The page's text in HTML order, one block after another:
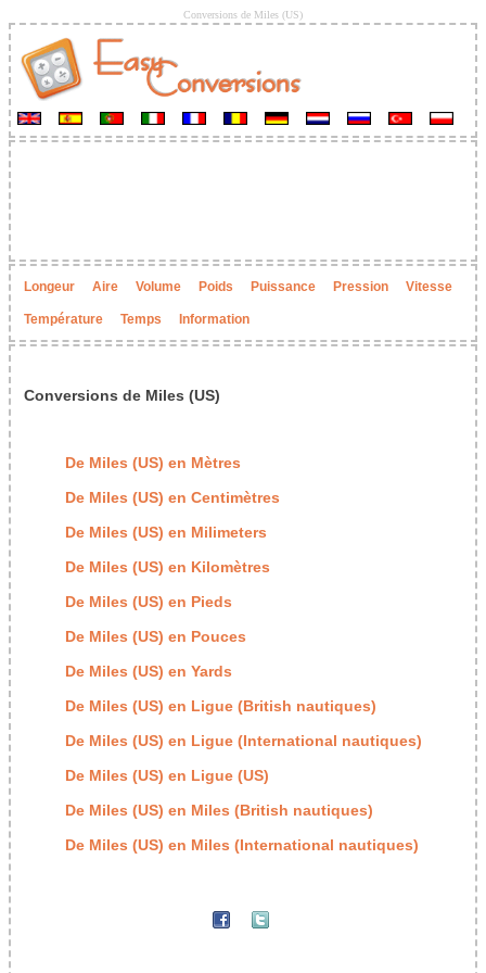
Conversions de Miles (US)
Longeur Aire Volume Poids Puissance Pression Vitesse
Température Temps Information
Conversions de Miles (US)
De Miles (US) en Mètres
De Miles (US) en Centimètres
De Miles (US) en Milimeters
De Miles (US) en Kilomètres
De Miles (US) en Pieds
De Miles (US) en Pouces
De Miles (US) en Yards
De Miles (US) en Ligue (British nautiques)
De Miles (US) en Ligue (International nautiques)
De Miles (US) en Ligue (US)
De Miles (US) en Miles (British nautiques)
De Miles (US) en Miles (International nautiques)